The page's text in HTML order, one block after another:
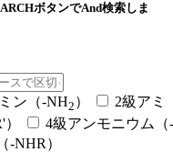
ボタンでAnd検索しま
ン（-NH2 ）
2級アミ
4級アンモニウム（-
-NHR）